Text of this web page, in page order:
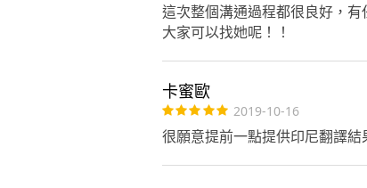
這次整個溝通過程都很良好，
大家可以找她呢！！
卡蜜歐
2019-10-16
很願意提前一點提供印尼翻譯